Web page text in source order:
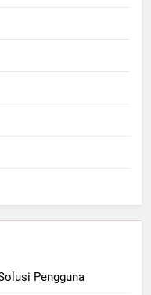
Pengguna